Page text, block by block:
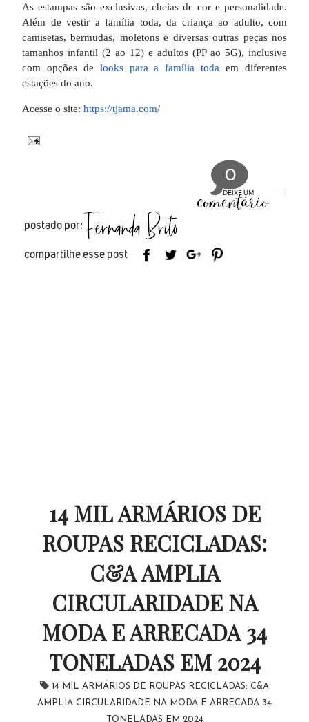
As estampas são exclusivas, cheias de cor e personalidade.
Além de vestir a família toda, da criança ao adulto, com
camisetas, bermudas, moletons e diversas outras peças nos
tamanhos infantil (2 ao 12) e adultos (PP ao 5G), inclusive
com opções de looks para a família toda em diferentes
estações do ano.
Acesse o site: https://tjama.com/
0
14 MIL ARMÁRIOS DE
ROUPAS RECICLADAS:
C&A AMPLIA
CIRCULARIDADE NA
MODA E ARRECADA 34
TONELADAS EM 2024
14 MIL ARMÁRIOS DE ROUPAS RECICLADAS: C&A
AMPLIA CIRCULARIDADE NA MODA E ARRECADA 34
TONELADAS EM 2024